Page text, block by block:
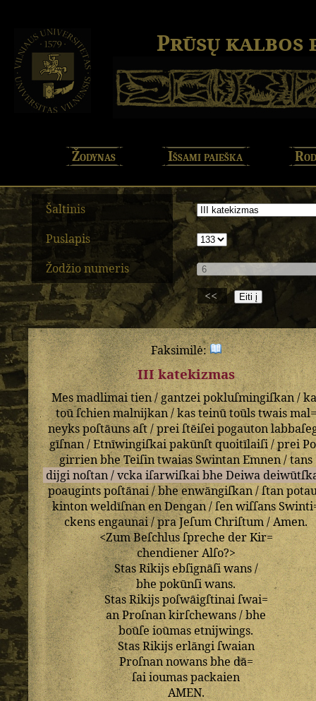
Prūsų kalbos
Žodynas Išsami paieška
Šaltinis
Puslapis
Žodžio numeris
<<
Faksimilė:
III katekizmas
Mesmadlimaitien/gantzei pokluſmingiſkan/
toūſchienmalnijkan/kasteinūtoūlstwaismal=
neykspoſtāunsaſt/preiſtēiſeipogauton
gīſnan/Etnīwingiſkaipakūnſtquoitīlaiſi/prei
girrienbheTeiſintwaias Swintan Emnen/tans
dijgi noſtan/vcka iſarwiſkai bhe Deiwa
poaugintspoſtānai/bheenwāngiſkan/ſtan
kinton weldīſnanenDengan/ſenwiſſans
ckens engaunai/praJeſum Chriſtum/Amen.
<ZumBeſchlusſprechederKir=
chendienerAlſo?>
StasRikijsebſignāſiwans/
bhepokūnſiwans.
StasRikijspoſwāigſtinaiſwai=
anProſnankirſchewans/bhe
boūſeioūmas etnijwings.
StasRikijserlāngiſwaian
Proſnannowansbhe dā=
ſaiioumaspackaien
AMEN.